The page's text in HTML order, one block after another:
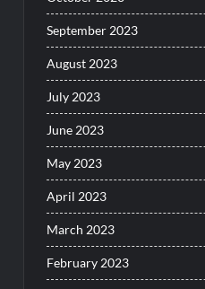
September 2023
August 2023
July 2023
June 2023
May 2023
April 2023
March 2023
February 2023